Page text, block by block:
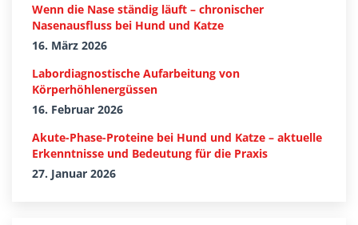
Wenn die Nase ständig läuft – chronischer
Nasenausfluss bei Hund und Katze
16. März 2026
Labordiagnostische Aufarbeitung von
Körperhöhlenergüssen
16. Februar 2026
Akute-Phase-Proteine bei Hund und Katze – aktuelle
Erkenntnisse und Bedeutung für die Praxis
27. Januar 2026